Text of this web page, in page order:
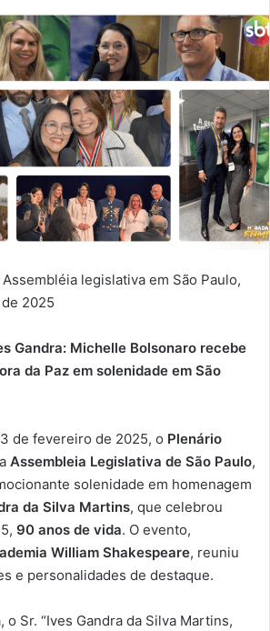
legislativa em São Paulo,
2025
Gandra: Michelle Bolsonaro recebe
da Paz em solenidade em São
de fevereiro de 2025, o Plenário
Assembleia Legislativa de São Paulo,
solenidade em homenagem
da Silva Martins, que celebrou
90 anos de vida. O evento,
William Shakespeare, reuniu
e personalidades de destaque.
o Sr. “Ives Gandra da Silva Martins,